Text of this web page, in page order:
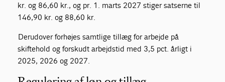
kr. og 86,60 kr., og pr. 1. marts 2027 stiger satserne til
146,90 kr. og 88,60 kr.
Derudover forhøjes samtlige tillæg for arbejde på
skiftehold og forskudt arbejdstid med 3,5 pct. årligt i
2025, 2026 og 2027.